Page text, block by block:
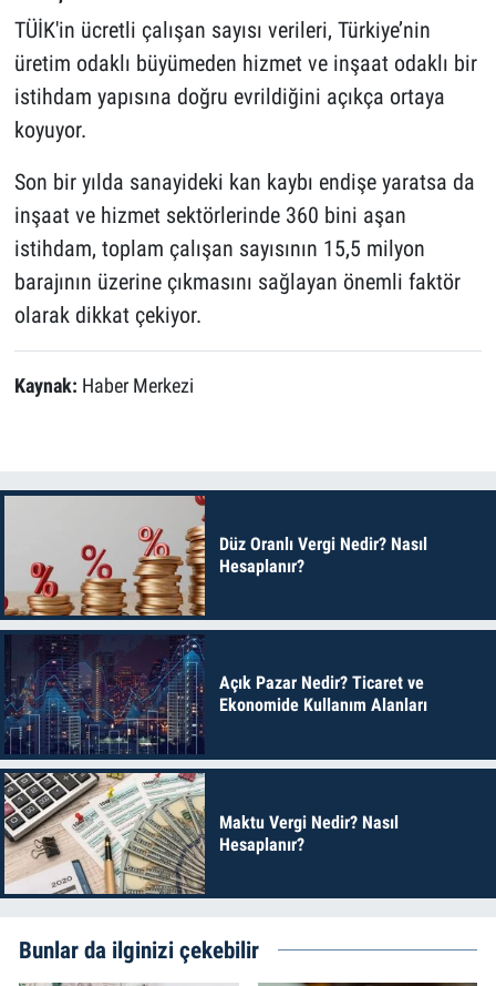
TÜİK'in ücretli çalışan sayısı verileri, Türkiye’nin
üretim odaklı büyümeden hizmet ve inşaat odaklı bir
istihdam yapısına doğru evrildiğini açıkça ortaya
koyuyor.
Son bir yılda sanayideki kan kaybı endişe yaratsa da
inşaat ve hizmet sektörlerinde 360 bini aşan
istihdam, toplam çalışan sayısının 15,5 milyon
barajının üzerine çıkmasını sağlayan önemli faktör
olarak dikkat çekiyor.
Kaynak: Haber Merkezi
Düz Oranlı Vergi Nedir? Nasıl
Hesaplanır?
Açık Pazar Nedir? Ticaret ve
Ekonomide Kullanım Alanları
Maktu Vergi Nedir? Nasıl
Hesaplanır?
Bunlar da ilginizi çekebilir